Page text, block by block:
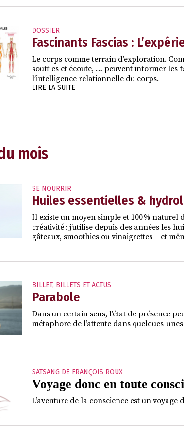
DOSSIER
Fascinants Fascias :
Le corps comme terrain d’exploration.
souffles et écoute, … peuvent informer les
l’intelligence relationnelle du corps.
LIRE LA SUITE
mois
SE NOURRIR
Huiles essentielles &
Il existe un moyen simple et 100 % naturel
créativité : j’utilise depuis des années les
gâteaux, smoothies ou vinaigrettes – et
BILLET, BILLETS ET ACTUS
Parabole
Dans un certain sens, l’état de présence
métaphore de l’attente dans quelques-
SATSANG DE FRANÇOIS ROUX
Voyage donc en toute
L’aventure de la conscience est un voyage